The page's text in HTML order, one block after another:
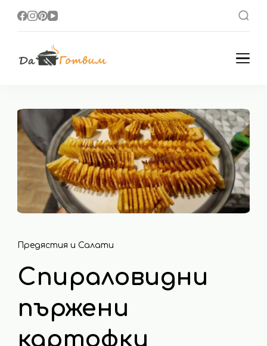
Предястия и Салати
Спираловидни
пържени
картофки